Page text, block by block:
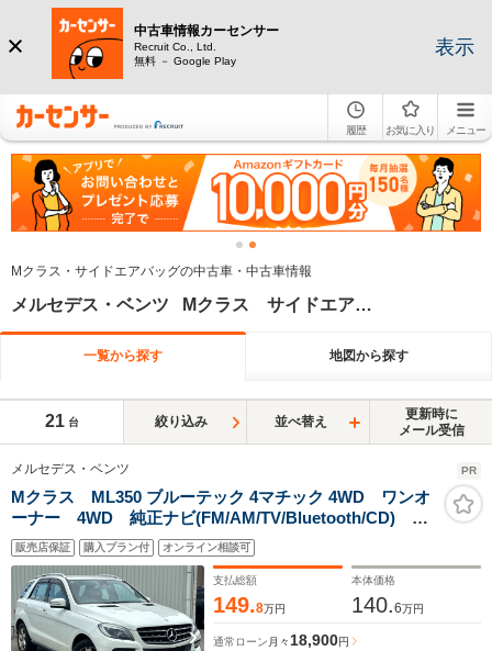
中古車情報カーセンサー
Recruit Co., Ltd.
無料 － Google Play
表示
履歴 お気に入り メニュー
Mクラス・サイドエアバッグの中古車・中古車情報
メルセデス・ベンツ Mクラス サイドエアバッグ
一覧から探す 地図から探す
21 台 絞り込み 並べ替え
更新時に
メール受信
メルセデス・ベンツ PR
Mクラス ML350 ブルーテック 4マチック 4WD ワンオ
ーナー 4WD 純正ナビ(FM/AM/TV/Bluetooth/CD) B
カメ ETC パワーシート(運転席・助手席) シートヒー
ター レーンキープアシスト 衝突軽減ブレーキ コー
ナーセンサー
販売店保証 購入プラン付 オンライン相談可
支払総額
149.8万円
本体価格
140.6万円
通常ローン 月々18,900円